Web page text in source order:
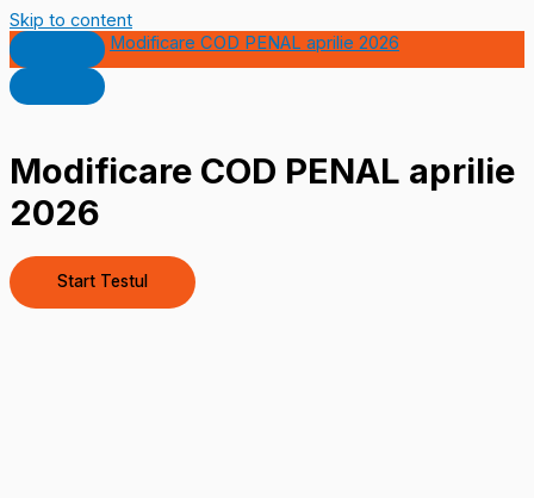
Skip to content
Modificare COD PENAL aprilie 2026
Modificare COD PENAL aprilie
2026